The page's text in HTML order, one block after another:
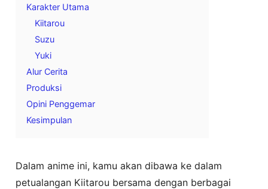
Karakter Utama
Kiitarou
Suzu
Yuki
Alur Cerita
Produksi
Opini Penggemar
Kesimpulan
Dalam anime ini, kamu akan dibawa ke dalam
petualangan Kiitarou bersama dengan berbagai